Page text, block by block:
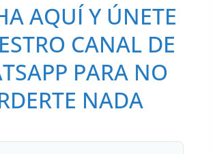
AQUÍ Y ÚNETE
CANAL DE
PARA NO
NADA